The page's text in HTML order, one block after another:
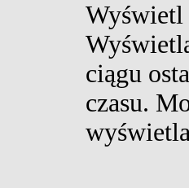
Wyświetl
ciągu
czasu.